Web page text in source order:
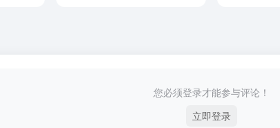
您必须登录才能参与评论！
立即登录